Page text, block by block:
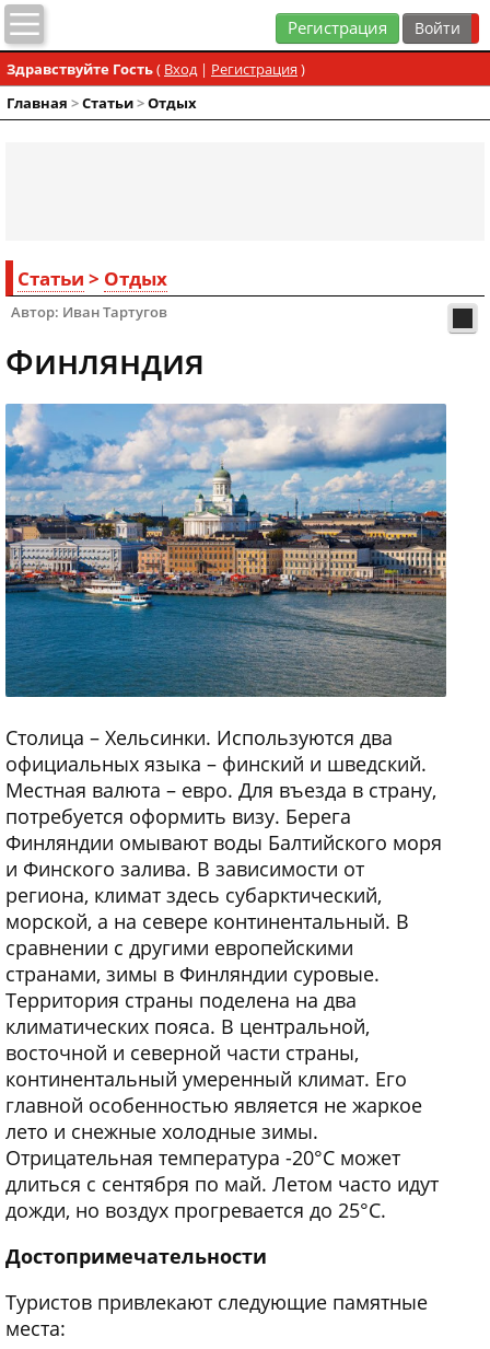
Регистрация
Здравствуйте Гость( Вход| Регистрация )
Главная >Статьи>Отдых
Статьи > Отдых
Автор: Иван Тартугов
Финляндия
Столица – Хельсинки. Используются два
официальных языка – финский и шведский.
Местная валюта – евро. Для въезда в страну,
потребуется оформить визу. Берега
Финляндии омывают воды Балтийского моря
и Финского залива. В зависимости от
региона, климат здесь субарктический,
морской, а на севере континентальный. В
сравнении с другими европейскими
странами, зимы в Финляндии суровые.
Территория страны поделена на два
климатических пояса. В центральной,
восточной и северной части страны,
континентальный умеренный климат. Его
главной особенностью является не жаркое
лето и снежные холодные зимы.
Отрицательная температура -20°C может
длиться с сентября по май. Летом часто идут
дожди, но воздух прогревается до 25°C.
Достопримечательности
Туристов привлекают следующие памятные
места: